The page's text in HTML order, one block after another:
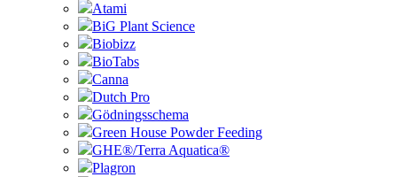
Atami
BiG Plant Science
Biobizz
BioTabs
Canna
Dutch Pro
Gödningsschema
Green House Powder Feeding
GHE®/Terra Aquatica®
Plagron